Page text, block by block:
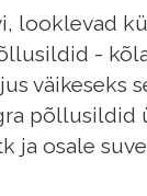
looklevad
-
väikeseks
põllusildid
ja osale